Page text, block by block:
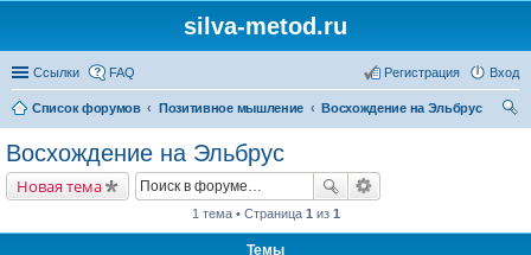
silva-metod.ru
Ссылки FAQ Вход
Регистрация
Список форумов Позитивное мышление
Восхождение на Эльбрус
Восхождение на Эльбрус
Новая тема
1 тема • Страница 1 из 1
Темы